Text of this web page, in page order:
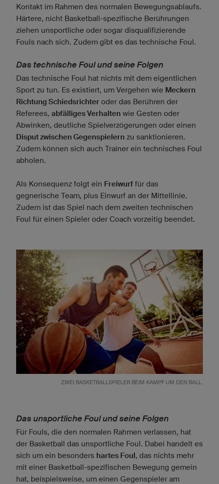
Kontakt im Rahmen des normalen Bewegungsablaufs.
Härtere, nicht Basketball-spezifische Berührungen
ziehen unsportliche oder sogar disqualifizierende
Fouls nach sich. Zudem gibt es das technische Foul.
Das technische Foul und seine Folgen
Das technische Foul hat nichts mit dem eigentlichen
Sport zu tun. Es existiert, um Vergehen wie Meckern
Richtung Schiedsrichter oder das Berühren der
Referees, abfälliges Verhalten wie Gesten oder
Abwinken, deutliche Spielverzögerungen oder einen
Disput zwischen Gegenspielern zu sanktionieren.
Zudem können sich auch Trainer ein technisches Foul
abholen.
Als Konsequenz folgt ein Freiwurf für das
gegnerische Team, plus Einwurf an der Mittellinie.
Zudem ist das Spiel nach dem zweiten technischen
Foul für einen Spieler oder Coach vorzeitig beendet.
ZWEI BASKETBALLSPIELER BEIM KAMPF UM DEN BALL.
Das unsportliche Foul und seine Folgen
Für Fouls, die den normalen Rahmen verlassen, hat
der Basketball das unsportliche Foul. Dabei handelt es
sich um ein besonders hartes Foul, das nichts mehr
mit einer Basketball-spezifischen Bewegung gemein
hat, beispielsweise, um einen Gegenspieler am